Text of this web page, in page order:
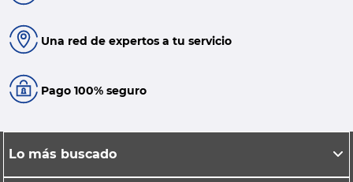
Una red de expertos a tu servicio
Pago 100% seguro
Lo más buscado